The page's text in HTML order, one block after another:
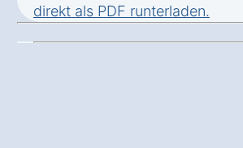
direkt als PDF runterladen.